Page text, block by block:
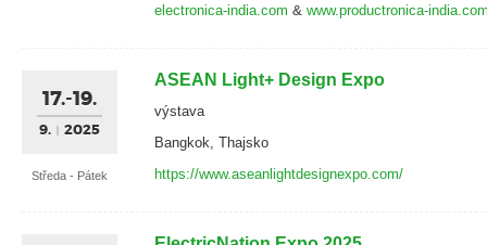
electronica-india.com & www.productronica-
17.-19.
9. 2025
Středa - Pátek
ASEAN Light+ Design Expo
výstava
Bangkok, Thajsko
https://www.aseanlightdesignexpo.com/